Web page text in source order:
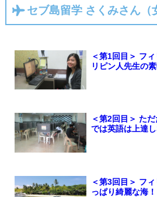
セブ島留学 さくみさん（
＜第1回目＞ フ
リピン人先生の
＜第2回目＞ た
では英語は上達
＜第3回目＞ フ
っぱり綺麗な海！